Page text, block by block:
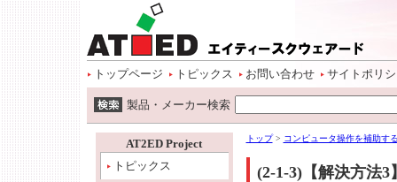
トップページ トピックス お問い合わせ サイトポリ
製品・メーカー検索
AT2ED Project
トピックス
トップ> コンピュータ操作を補助す
(2-1-3)【解決方法